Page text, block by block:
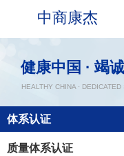
中商康杰
我们的服务
新闻资讯
实用工具
健康中国 · 竭
HEALTHY CHINA · DEDICATED
体系认证
产品注册
质量体系认证